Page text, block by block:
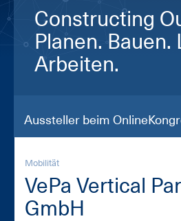
Constructing
Planen. Bauen.
Arbeiten.
Aussteller beim
Mobilität
VePa Ver­ti­cal
GmbH